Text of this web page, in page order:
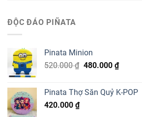
ĐỘC ĐÁO PIÑATA
Pinata Minion
520.000₫ Giá
520.000 ₫.
480.000 ₫Giá
là:
Pinata Thợ Săn Quỷ K-POP
420.000 ₫